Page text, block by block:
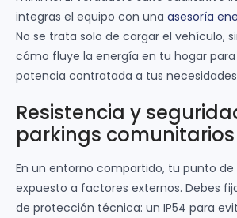
integras el equipo con una asesoría
No se trata solo de cargar el vehículo,
cómo fluye la energía en tu hogar
potencia contratada a tus necesidades
Resistencia y
parkings comunitarios
En un entorno compartido, tu punto
expuesto a factores externos. Debes
de protección técnica: un IP54 para